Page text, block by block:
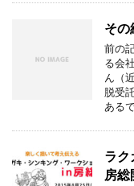
その
前の
る会
ん（
脱受
ある
ラク
房総